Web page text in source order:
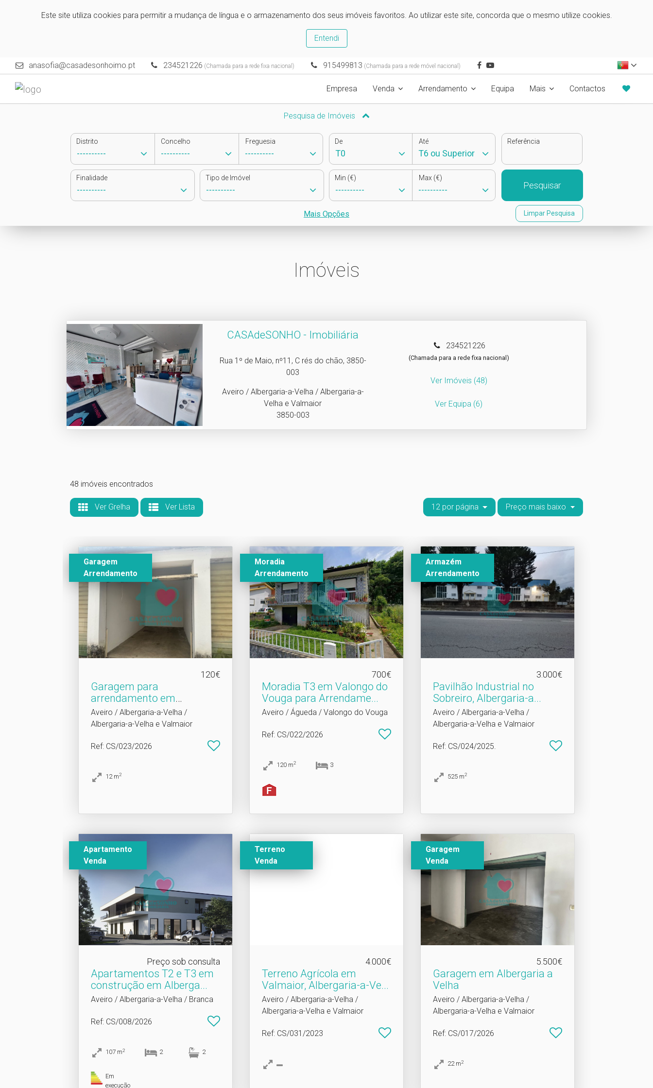
Este site utiliza cookies para permitir a mudança de língua e o armazenamento dos seus imóveis favoritos. Ao utilizar este site, concorda que o mesmo utilize cookies.
Entendi
anasofia@casadesonhoimo.pt 234521226 (Chamada para a rede fixa nacional) 915499813 (Chamada para a rede móvel nacional)
Empresa Venda Arrendamento Equipa Mais Contactos
Pesquisa de Imóveis
Distrito Concelho Freguesia De Até Referência
Finalidade Tipo de Imóvel Min (€) Max (€)
Pesquisar
Mais Opções Limpar Pesquisa
Imóveis
CASAdeSONHO - Imobiliária
Rua 1º de Maio, nº11, C rés do chão, 3850-
003
Aveiro / Albergaria-a-Velha / Albergaria-a-
Velha e Valmaior
3850-003
234521226
(Chamada para a rede fixa nacional)
Ver Imóveis (48)
Ver Equipa (6)
48 imóveis encontrados
Ver Grelha Ver Lista 12 por página Preço mais baixo
Garagem
Arrendamento
120€
Garagem para
arrendamento em
Albergaria a Vel.​..
Aveiro / Albergaria-a-Velha /
Albergaria-a-Velha e Valmaior
Ref: CS/023/2026
12 m2
Moradia
Arrendamento
700€
Moradia T3 em Valongo do
Vouga para Arrendame.​..
Aveiro / Águeda / Valongo do Vouga
Ref: CS/022/2026
120 m2 3
Armazém
Arrendamento
3.000€
Pavilhão Industrial no
Sobreiro, Albergaria-a.​..
Aveiro / Albergaria-a-Velha /
Albergaria-a-Velha e Valmaior
Ref: CS/024/2025.
525 m2
Apartamento
Venda
Preço sob consulta
Apartamentos T2 e T3 em
construção em Alberga.​..
Aveiro / Albergaria-a-Velha / Branca
Ref: CS/008/2026
107 m2 2 2
Em
execução
Terreno
Venda
4.000€
Terreno Agrícola em
Valmaior, Albergaria-a-Ve.​..
Aveiro / Albergaria-a-Velha /
Albergaria-a-Velha e Valmaior
Ref: CS/031/2023
Garagem
Venda
5.500€
Garagem em Albergaria a
Velha
Aveiro / Albergaria-a-Velha /
Albergaria-a-Velha e Valmaior
Ref: CS/017/2026
22 m2